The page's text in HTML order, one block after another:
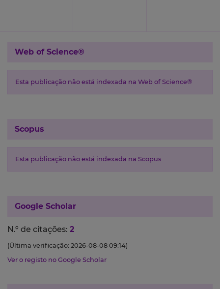
Web of Science®
Esta publicação não está indexada na Web of Science®
Scopus
Esta publicação não está indexada na Scopus
Google Scholar
N.º de citações: 2
(Última verificação: 2026-08-08 09:14)
Ver o registo no Google Scholar